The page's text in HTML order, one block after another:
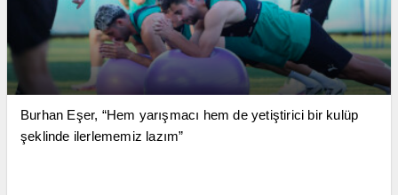
Burhan Eşer, “Hem yarışmacı hem de yetiştirici bir kulüp
şeklinde ilerlememiz lazım”